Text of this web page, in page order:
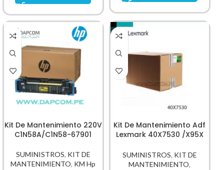
Kit De Mantenimiento 220V
C1N58A/C1N58-67901
SUMINISTROS, KIT DE
MANTENIMIENTO, KM Hp
Kit De Mantenimiento Adf
Lexmark 40X7530 /X95X
SUMINISTROS, KIT DE
MANTENIMIENTO,